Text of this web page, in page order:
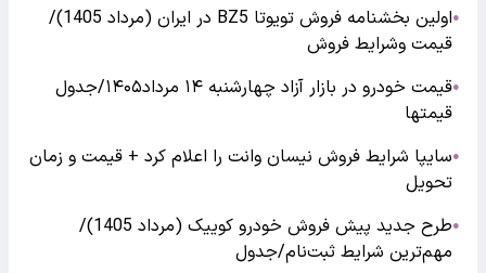
●
اولین بخشنامه فروش تویوتا BZ5 در ایران (مرداد 1405)/
قیمت وشرایط فروش
●
قیمت خودرو در بازار آزاد چهارشنبه ۱۴ مرداد۱۴۰۵/جدول
قیمتها
●سایپا شرایط فروش نیسان وانت را اعلام کرد + قیمت و زمان
تحویل
●
طرح جدید پیش فروش خودرو کوییک (مرداد 1405)/
مهم‌ترین شرایط ثبت‌نام/جدول